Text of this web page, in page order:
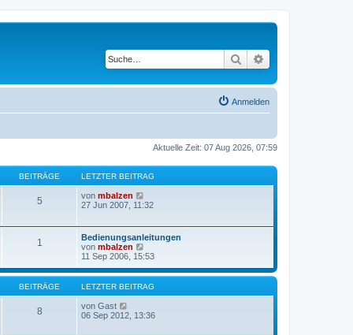
Suche
Anmelden
Aktuelle Zeit: 07 Aug 2026, 07:59
BEITRÄGE LETZTER BEITRAG
5 von mbalzen
e
s
t
e
r
B
e
i
t
a
27 Jun 2007, 11:32
1
Bedienungsanleitungen
von mbalzen
e
e
s
r
B
11 Sep 2006, 15:53
BEITRÄGE LETZTER BEITRAG
8 von Gast
e
06 Sep 2012, 13:36